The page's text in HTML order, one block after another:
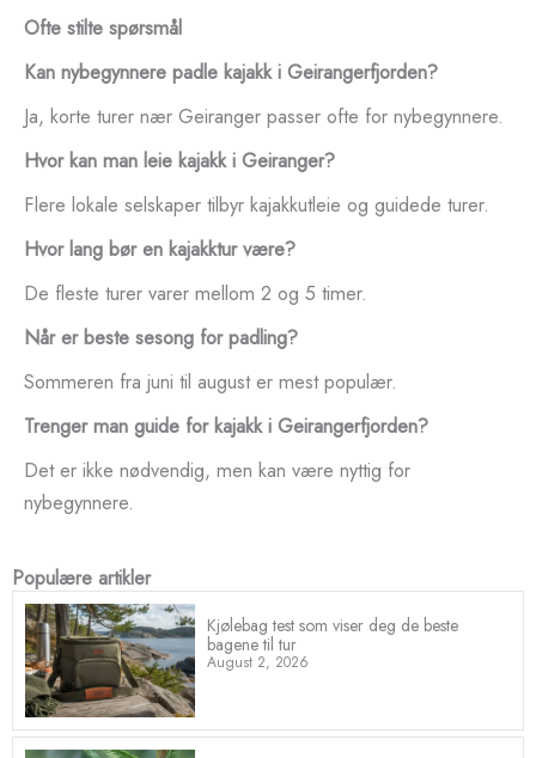
Ofte stilte spørsmål
Kan nybegynnere padle kajakk i Geirangerfjorden?
Ja, korte turer nær Geiranger passer ofte for nybegynnere.
Hvor kan man leie kajakk i Geiranger?
Flere lokale selskaper tilbyr kajakkutleie og guidede turer.
Hvor lang bør en kajakktur være?
De fleste turer varer mellom 2 og 5 timer.
Når er beste sesong for padling?
Sommeren fra juni til august er mest populær.
Trenger man guide for kajakk i Geirangerfjorden?
Det er ikke nødvendig, men kan være nyttig for
nybegynnere.
Populære artikler
Kjølebag test som viser deg de beste
bagene til tur
August 2, 2026